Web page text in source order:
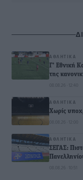
ΑΘΛΗΤΙΚΆ
Γ’ Εθνική
της
08.08.26 · 12:40
ΑΘΛΗΤΙΚΆ
Χωρίς
08.08.26 · 12:00
ΑΘΛΗΤΙΚΆ
ΣΕΓΑΣ:
08.08.26 · 10:51